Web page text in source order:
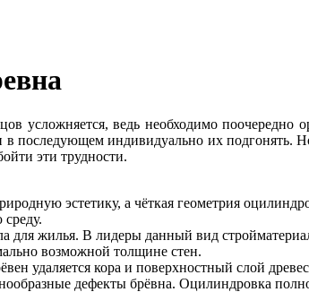
усложняется, ведь необходимо поочередно
последующем индивидуально их подгонять.
эти трудности.
эстетику, а чёткая геометрия
для жилья. В лидеры данный вид
возможной толщине стен.
удаляется кора и поверхностный слой
дефекты брёвна. Оцилиндровка